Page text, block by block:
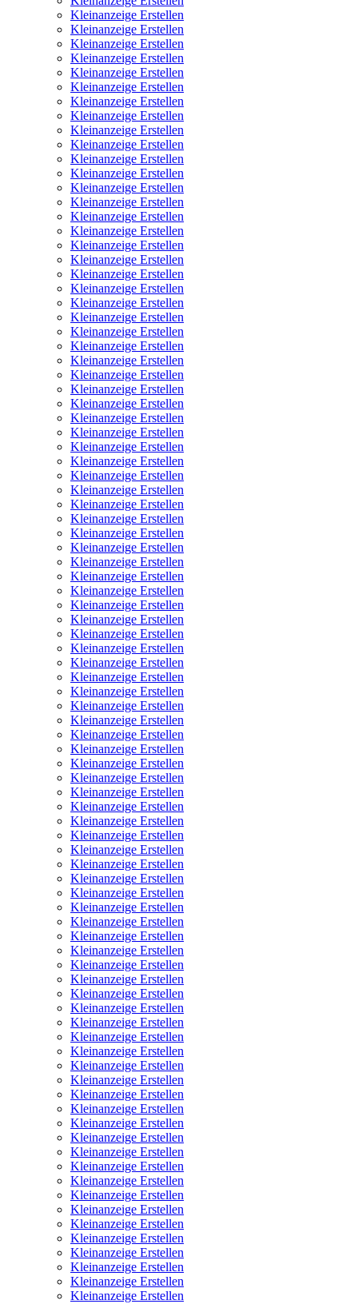
Kleinanzeige Erstellen
Kleinanzeige Erstellen
Kleinanzeige Erstellen
Kleinanzeige Erstellen
Kleinanzeige Erstellen
Kleinanzeige Erstellen
Kleinanzeige Erstellen
Kleinanzeige Erstellen
Kleinanzeige Erstellen
Kleinanzeige Erstellen
Kleinanzeige Erstellen
Kleinanzeige Erstellen
Kleinanzeige Erstellen
Kleinanzeige Erstellen
Kleinanzeige Erstellen
Kleinanzeige Erstellen
Kleinanzeige Erstellen
Kleinanzeige Erstellen
Kleinanzeige Erstellen
Kleinanzeige Erstellen
Kleinanzeige Erstellen
Kleinanzeige Erstellen
Kleinanzeige Erstellen
Kleinanzeige Erstellen
Kleinanzeige Erstellen
Kleinanzeige Erstellen
Kleinanzeige Erstellen
Kleinanzeige Erstellen
Kleinanzeige Erstellen
Kleinanzeige Erstellen
Kleinanzeige Erstellen
Kleinanzeige Erstellen
Kleinanzeige Erstellen
Kleinanzeige Erstellen
Kleinanzeige Erstellen
Kleinanzeige Erstellen
Kleinanzeige Erstellen
Kleinanzeige Erstellen
Kleinanzeige Erstellen
Kleinanzeige Erstellen
Kleinanzeige Erstellen
Kleinanzeige Erstellen
Kleinanzeige Erstellen
Kleinanzeige Erstellen
Kleinanzeige Erstellen
Kleinanzeige Erstellen
Kleinanzeige Erstellen
Kleinanzeige Erstellen
Kleinanzeige Erstellen
Kleinanzeige Erstellen
Kleinanzeige Erstellen
Kleinanzeige Erstellen
Kleinanzeige Erstellen
Kleinanzeige Erstellen
Kleinanzeige Erstellen
Kleinanzeige Erstellen
Kleinanzeige Erstellen
Kleinanzeige Erstellen
Kleinanzeige Erstellen
Kleinanzeige Erstellen
Kleinanzeige Erstellen
Kleinanzeige Erstellen
Kleinanzeige Erstellen
Kleinanzeige Erstellen
Kleinanzeige Erstellen
Kleinanzeige Erstellen
Kleinanzeige Erstellen
Kleinanzeige Erstellen
Kleinanzeige Erstellen
Kleinanzeige Erstellen
Kleinanzeige Erstellen
Kleinanzeige Erstellen
Kleinanzeige Erstellen
Kleinanzeige Erstellen
Kleinanzeige Erstellen
Kleinanzeige Erstellen
Kleinanzeige Erstellen
Kleinanzeige Erstellen
Kleinanzeige Erstellen
Kleinanzeige Erstellen
Kleinanzeige Erstellen
Kleinanzeige Erstellen
Kleinanzeige Erstellen
Kleinanzeige Erstellen
Kleinanzeige Erstellen
Kleinanzeige Erstellen
Kleinanzeige Erstellen
Kleinanzeige Erstellen
Kleinanzeige Erstellen
Kleinanzeige Erstellen